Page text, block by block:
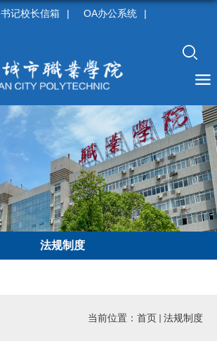
书记校长信箱 | OA办公系统 |
法规制度
当前位置： 首页 法规制度